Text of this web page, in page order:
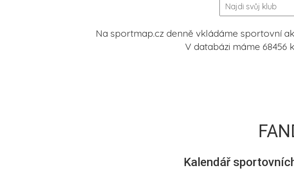
Na sportmap.cz denně vkládáme sportovní
V databázi máme
Kalendář